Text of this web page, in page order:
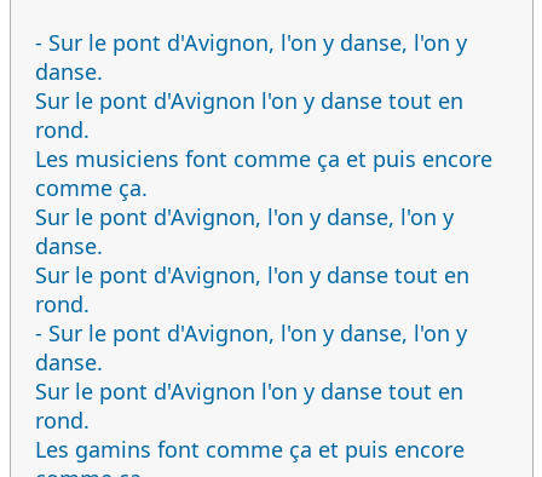
- Sur le pont d'Avignon, l'on y danse, l'on y
danse.
Sur le pont d'Avignon l'on y danse tout en
rond.
Les musiciens font comme ça et puis encore
comme ça.
Sur le pont d'Avignon, l'on y danse, l'on y
danse.
Sur le pont d'Avignon, l'on y danse tout en
rond.
- Sur le pont d'Avignon, l'on y danse, l'on y
danse.
Sur le pont d'Avignon l'on y danse tout en
rond.
Les gamins font comme ça et puis encore